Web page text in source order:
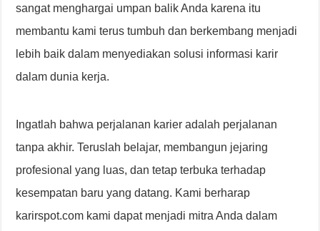
sangat menghargai umpan balik Anda karena itu
membantu kami terus tumbuh dan berkembang menjadi
lebih baik dalam menyediakan solusi informasi karir
dalam dunia kerja.
Ingatlah bahwa perjalanan karier adalah perjalanan
tanpa akhir. Teruslah belajar, membangun jejaring
profesional yang luas, dan tetap terbuka terhadap
kesempatan baru yang datang. Kami berharap
karirspot.com kami dapat menjadi mitra Anda dalam